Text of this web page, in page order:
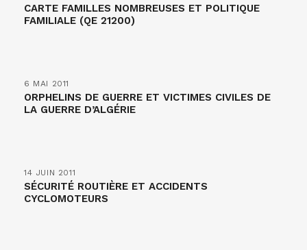
CARTE FAMILLES NOMBREUSES ET POLITIQUE
FAMILIALE (QE 21200)
6 MAI 2011
ORPHELINS DE GUERRE ET VICTIMES CIVILES DE
LA GUERRE D’ALGÉRIE
14 JUIN 2011
SÉCURITÉ ROUTIÈRE ET ACCIDENTS
CYCLOMOTEURS